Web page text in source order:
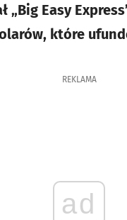
„Big Easy
które
REKLAMA
ad